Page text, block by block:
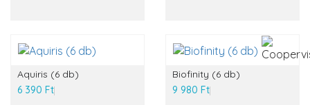
Aquiris (6 db)
6 390 Ft
Biofinity (6 db)
9 980 Ft